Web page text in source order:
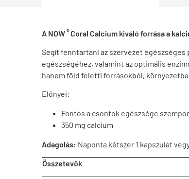
A NOW ® Coral Calcium kiváló forrása a
Segít fenntartani az szervezet
egészségéhez, valamint az optimális
hanem föld feletti forrásokból,
Előnyei:
Fontos a csontok egészsége
350 mg calcium
Adagolás: Naponta kétszer 1 kapszulát
Összetevők